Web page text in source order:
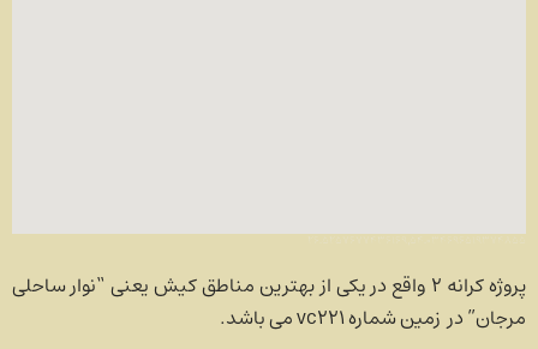
پروژه کرانه 2 واقع در یکی از بهترین مناطق کیش یعنی “نوار ساحلی
مرجان” در زمین شماره vc221 می باشد.